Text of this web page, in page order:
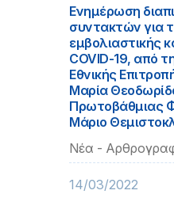
Ενημέρωση
συντακτών για
εμβολιαστικής
COVID-19, από
Εθνικής
Μαρία
Πρωτοβάθμιας
Μάριο
Νέα -
14/03/2022